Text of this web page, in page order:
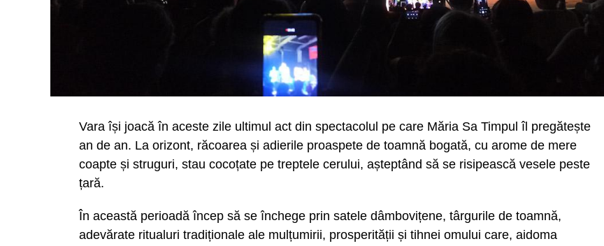
Vara își joacă în aceste zile ultimul act din spectacolul pe care Măria Sa Timpul îl pregătește
an de an. La orizont, răcoarea și adierile proaspete de toamnă bogată, cu arome de mere
coapte și struguri, stau cocoțate pe treptele cerului, așteptând să se risipească vesele peste
țară.
În această perioadă încep să se închege prin satele dâmbovițene, târgurile de toamnă,
adevărate ritualuri tradiționale ale mulțumirii, prosperității și tihnei omului care, aidoma